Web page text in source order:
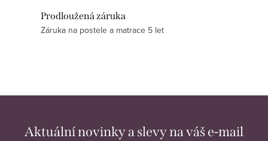
Prodloužená záruka
Záruka na postele a matrace 5 let
Aktuální novinky a slevy na váš e-mail